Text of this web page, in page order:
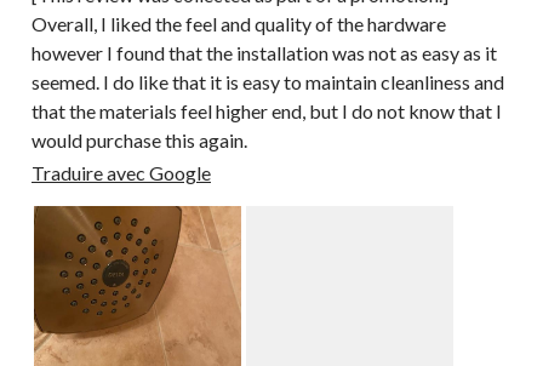
Overall, I liked the feel and quality of the hardware
however I found that the installation was not as easy as it
seemed. I do like that it is easy to maintain cleanliness and
that the materials feel higher end, but I do not know that I
would purchase this again.
Traduire avec Google